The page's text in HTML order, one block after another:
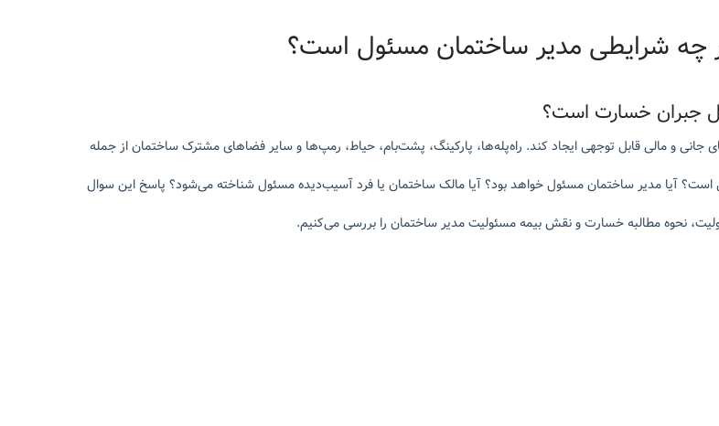
چه شرایطی مدیر ساختمان مسئول است؟
جبران خسارت است؟
و مالی قابل توجهی ایجاد کند. راه‌پله‌ها، پارکینگ، پشت‌بام، حیاط، رمپ‌ها و سایر فضاهای مشترک ساختمان از جمله
آیا مدیر ساختمان مسئول خواهد بود؟ آیا مالک ساختمان یا فرد آسیب‌دیده مسئول شناخته می‌شود؟ پاسخ این سوال
نحوه مطالبه خسارت و نقش بیمه مسئولیت مدیر ساختمان را بررسی می‌کنیم.